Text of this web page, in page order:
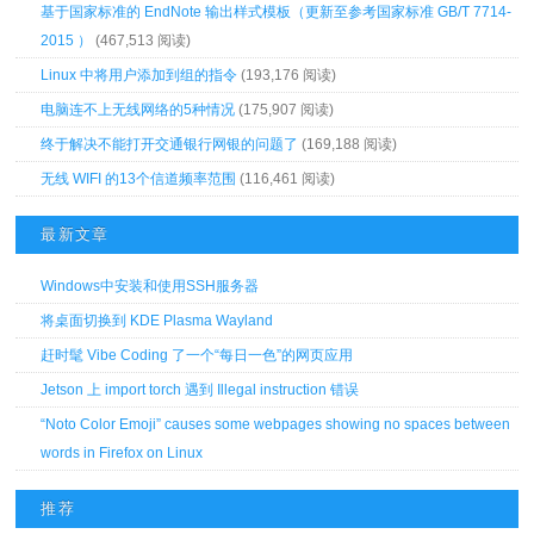
基于国家标准的 EndNote 输出样式模板（更新至参考国家标准 GB/T 7714-
2015 ）
(467,513 阅读)
Linux 中将用户添加到组的指令 (193,176 阅读)
电脑连不上无线网络的5种情况 (175,907 阅读)
终于解决不能打开交通银行网银的问题了 (169,188 阅读)
无线 WIFI 的13个信道频率范围 (116,461 阅读)
最新文章
Windows中安装和使用SSH服务器
将桌面切换到 KDE Plasma Wayland
赶时髦 Vibe Coding 了一个“每日一色”的网页应用
Jetson 上 import torch 遇到 Illegal instruction 错误
“Noto Color Emoji” causes some webpages showing no spaces between
words in Firefox on Linux
推荐